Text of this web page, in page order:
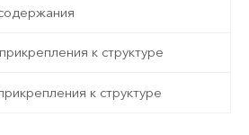
к структуре
к структуре